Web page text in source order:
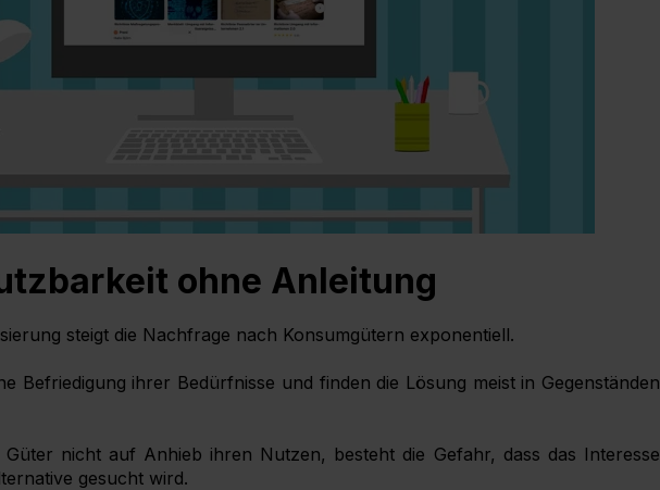
ohne Anleitung
steigt die Nachfrage nach Konsumgütern exponentiell.
Befriedigung ihrer Bedürfnisse und finden die Lösung meist in Gegenständen
Güter nicht auf Anhieb ihren Nutzen, besteht die Gefahr, dass das Interesse
gesucht wird.